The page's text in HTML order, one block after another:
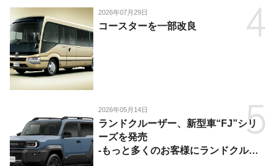
2026年07月29日
コースターを一部改良
2026年05月14日
ランドクルーザー、新型車“FJ”シリ
ーズを発売
-もっと多くのお客様にランドクルー